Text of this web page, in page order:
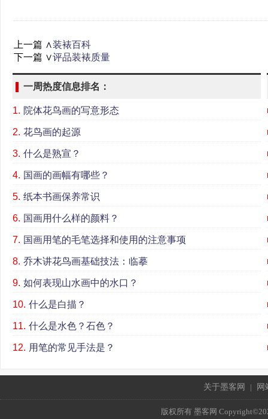
上一篇 ∧装裱百科
下一篇 ∨评品装裱质量
一周热度信息排名：
1. 院体花鸟画的写意形态
2. 花鸟画的起源
3. 什么是熟宣？
4. 国画的画幅有哪些？
5. 纸本书画保养常识
6. 国画用什么样的颜料？
7. 国画用笔的毛笔选择和使用的注意事项
8. 乔木讲花鸟画基础技法：临摹
9. 如何表现山水画中的水口？
10. 什么是白描？
11. 什么是水色？石色？
12. 用笔的常见手法是？
关于墨客网 | 网
版权所有 墨客网